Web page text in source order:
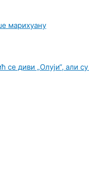
марихуану
диви „Олуји“, али